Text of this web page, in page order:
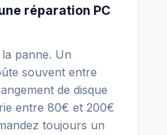
réparation PC
panne. Un
souvent entre
de disque
entre 80€ et 200€
toujours un